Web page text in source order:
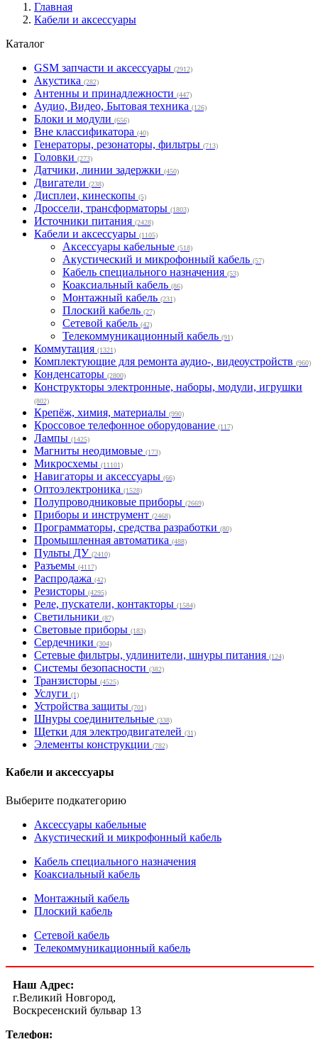
Главная
Кабели и аксессуары
Каталог
GSM запчасти и аксессуары (2912)
Акустика (282)
Антенны и принадлежности (447)
Аудио, Видео, Бытовая техника (126)
Блоки и модули (656)
Вне классификатора (40)
Генераторы, резонаторы, фильтры (713)
Головки (273)
Датчики, линии задержки (450)
Двигатели (238)
Дисплеи, кинескопы (5)
Дроссели, трансформаторы (1803)
Источники питания (2428)
Кабели и аксессуары (1105)
Аксессуары кабельные (518)
Акустический и микрофонный кабель (57)
Кабель специального назначения (53)
Коаксиальный кабель (86)
Монтажный кабель (231)
Плоский кабель (27)
Сетевой кабель (42)
Телекоммуникационный кабель (91)
Коммутация (1321)
Комплектующие для ремонта аудио-, видеоустройств (960)
Конденсаторы (2800)
Конструкторы электронные, наборы, модули, игрушки
(802)
Крепёж, химия, материалы (990)
Кроссовое телефонное оборудование (117)
Лампы (1425)
Магниты неодимовые (173)
Микросхемы (11101)
Навигаторы и аксессуары (66)
Оптоэлектроника (1528)
Полупроводниковые приборы (2669)
Приборы и инструмент (2468)
Программаторы, средства разработки (80)
Промышленная автоматика (488)
Пульты ДУ (2410)
Разъемы (4117)
Распродажа (42)
Резисторы (4295)
Реле, пускатели, контакторы (1584)
Светильники (87)
Световые приборы (183)
Сердечники (304)
Сетевые фильтры, удлинители, шнуры питания (124)
Системы безопасности (382)
Транзисторы (4525)
Услуги (1)
Устройства защиты (701)
Шнуры соединительные (338)
Щетки для электродвигателей (31)
Элементы конструкции (782)
Кабели и аксессуары
Выберите подкатегорию
Аксессуары кабельные
Акустический и микрофонный кабель
Кабель специального назначения
Коаксиальный кабель
Монтажный кабель
Плоский кабель
Сетевой кабель
Телекоммуникационный кабель
Наш Адрес:
г.Великий Новгород,
Воскресенский бульвар 13
Телефон: